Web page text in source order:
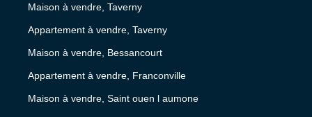
Maison à vendre, Taverny
Appartement à vendre, Taverny
Maison à vendre, Bessancourt
Appartement à vendre, Franconville
Maison à vendre, Saint ouen l aumone